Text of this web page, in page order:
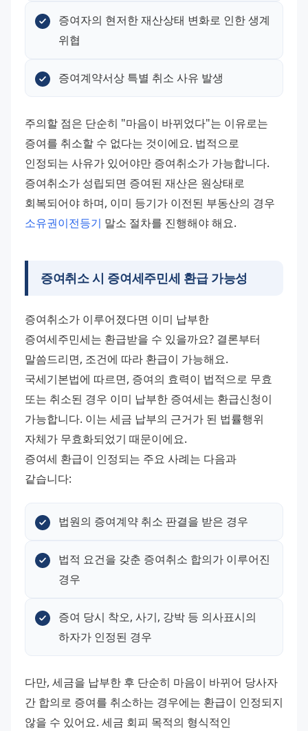
증여자의 현저한 재산상태 변화로 인한 생계
위협
증여계약서상 특별 취소 사유 발생
주의할 점은 단순히 "마음이 바뀌었다"는 이유로는
증여를 취소할 수 없다는 것이에요. 법적으로
인정되는 사유가 있어야만 증여취소가 가능합니다.
증여취소가 성립되면 증여된 재산은 원상태로
소유권이전등기 말소 절차를 진행해야 해요.
증여취소 시 증여세주민세 환급 가능성
증여취소가 이루어졌다면 이미 납부한
증여세주민세는 환급받을 수 있을까요? 결론부터
말씀드리면, 조건에 따라 환급이 가능해요.
국세기본법에 따르면, 증여의 효력이 법적으로 무효
또는 취소된 경우 이미 납부한 증여세는 환급신청이
가능합니다. 이는 세금 납부의 근거가 된 법률행위
자체가 무효화되었기 때문이에요.
증여세 환급이 인정되는 주요 사례는 다음과
같습니다:
법원의 증여계약 취소 판결을 받은 경우
법적 요건을 갖춘 증여취소 합의가 이루어진
경우
증여 당시 착오, 사기, 강박 등 의사표시의
하자가 인정된 경우
다만, 세금을 납부한 후 단순히 마음이 바뀌어 당사자
간 합의로 증여를 취소하는 경우에는 환급이 인정되지
않을 수 있어요. 세금 회피 목적의 형식적인